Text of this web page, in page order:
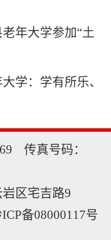
年大学参加“土
学：学有所乐、
传真号码：
区宅吉路9
备08000117号